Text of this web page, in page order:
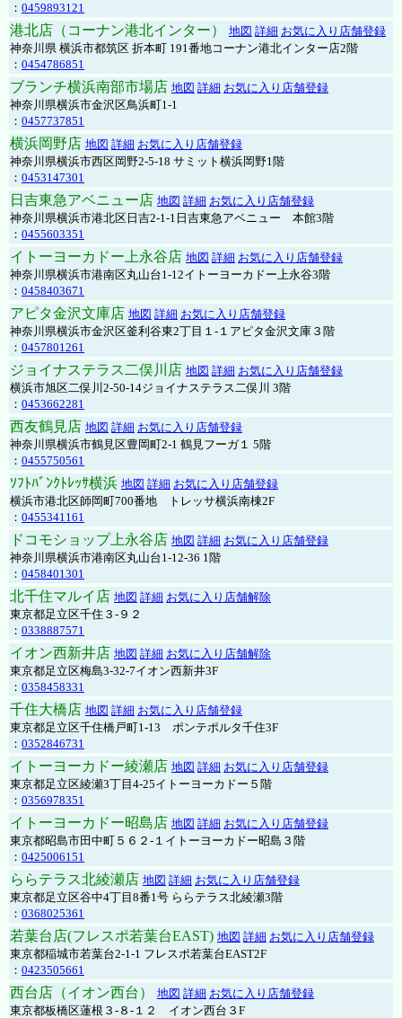
： 0459893121
港北店（コーナン港北インター） 地図 詳細 お気に入り店舗登録
神奈川県 横浜市都筑区 折本町 191番地コーナン港北インター店2階
： 0454786851
ブランチ横浜南部市場店 地図 詳細 お気に入り店舗登録
神奈川県横浜市金沢区鳥浜町1-1
： 0457737851
横浜岡野店 地図 詳細 お気に入り店舗登録
神奈川県横浜市西区岡野2-5-18 サミット横浜岡野1階
： 0453147301
日吉東急アベニュー店 地図 詳細 お気に入り店舗登録
神奈川県横浜市港北区日吉2-1-1日吉東急アベニュー 本館3階
： 0455603351
イトーヨーカドー上永谷店 地図 詳細 お気に入り店舗登録
神奈川県横浜市港南区丸山台1-12イトーヨーカドー上永谷3階
： 0458403671
アピタ金沢文庫店 地図 詳細 お気に入り店舗登録
神奈川県横浜市金沢区釜利谷東2丁目１-１アピタ金沢文庫３階
： 0457801261
ジョイナステラス二俣川店 地図 詳細 お気に入り店舗登録
横浜市旭区二俣川2-50-14ジョイナステラス二俣川 3階
： 0453662281
西友鶴見店 地図 詳細 お気に入り店舗登録
神奈川県横浜市鶴見区豊岡町2-1 鶴見フーガ１ 5階
： 0455750561
ｿﾌﾄﾊﾞﾝｸﾄﾚｯｻ横浜 地図 詳細 お気に入り店舗登録
横浜市港北区師岡町700番地 トレッサ横浜南棟2F
： 0455341161
ドコモショップ上永谷店 地図 詳細 お気に入り店舗登録
神奈川県横浜市港南区丸山台1-12-36 1階
： 0458401301
北千住マルイ店 地図 詳細 お気に入り店舗解除
東京都足立区千住３-９２
： 0338887571
イオン西新井店 地図 詳細 お気に入り店舗解除
東京都足立区梅島3-32-7イオン西新井3F
： 0358458331
千住大橋店 地図 詳細 お気に入り店舗登録
東京都足立区千住橋戸町1-13 ポンテポルタ千住3F
： 0352846731
イトーヨーカドー綾瀬店 地図 詳細 お気に入り店舗登録
東京都足立区綾瀬3丁目4-25イトーヨーカドー５階
： 0356978351
イトーヨーカドー昭島店 地図 詳細 お気に入り店舗登録
東京都昭島市田中町５６２-１イトーヨーカドー昭島３階
： 0425006151
ららテラス北綾瀬店 地図 詳細 お気に入り店舗登録
東京都足立区谷中4丁目8番1号 ららテラス北綾瀬3階
： 0368025361
若葉台店(フレスポ若葉台EAST) 地図 詳細 お気に入り店舗登録
東京都稲城市若葉台2-1-1 フレスポ若葉台EAST2F
： 0423505661
西台店（イオン西台） 地図 詳細 お気に入り店舗登録
東京都板橋区蓮根３-８-１２ イオン西台３F